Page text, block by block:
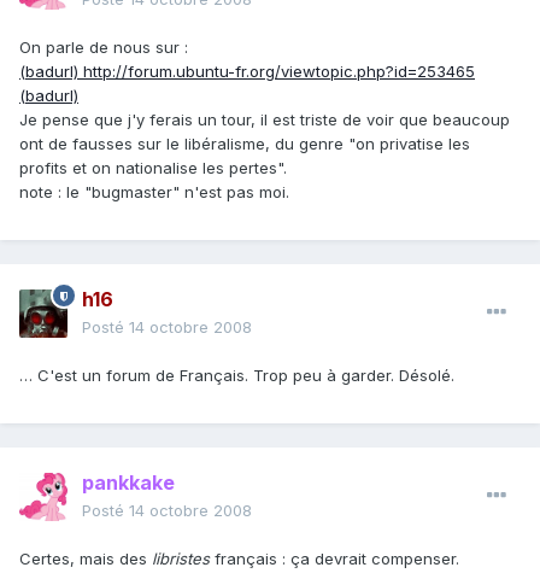
On parle de nous sur :
(badurl) http://forum.ubuntu-fr.org/viewtopic.php?id=253465
(badurl)
Je pense que j'y ferais un tour, il est triste de voir que beaucoup
ont de fausses sur le libéralisme, du genre "on privatise les
profits et on nationalise les pertes".
note : le "bugmaster" n'est pas moi.
h16
Posté 14 octobre 2008
… C'est un forum de Français. Trop peu à garder. Désolé.
pankkake
Posté 14 octobre 2008
Certes, mais des libristesfrançais : ça devrait compenser.